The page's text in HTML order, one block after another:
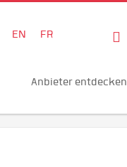
EN FR
Anbieter entdecken